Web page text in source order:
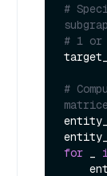
#
# 1 or
#
for